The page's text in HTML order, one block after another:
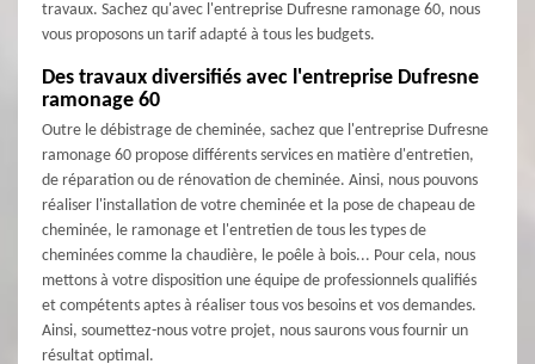
travaux. Sachez qu'avec l'entreprise Dufresne ramonage 60, nous
vous proposons un tarif adapté à tous les budgets.
Des travaux diversifiés avec l'entreprise Dufresne
ramonage 60
Outre le débistrage de cheminée, sachez que l'entreprise Dufresne
ramonage 60 propose différents services en matière d'entretien,
de réparation ou de rénovation de cheminée. Ainsi, nous pouvons
réaliser l'installation de votre cheminée et la pose de chapeau de
cheminée, le ramonage et l'entretien de tous les types de
cheminées comme la chaudière, le poêle à bois... Pour cela, nous
mettons à votre disposition une équipe de professionnels qualifiés
et compétents aptes à réaliser tous vos besoins et vos demandes.
Ainsi, soumettez-nous votre projet, nous saurons vous fournir un
résultat optimal.